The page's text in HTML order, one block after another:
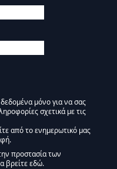
μόνο για να σας
σχετικά με τις
δελτίο
από το ενημερωτικό μας
προστασία των
βρείτε εδώ.